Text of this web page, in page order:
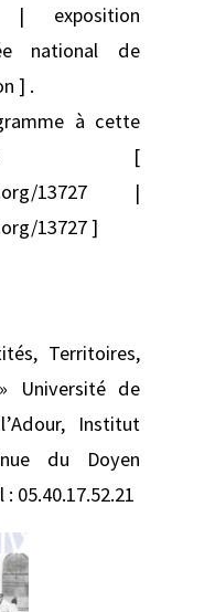
| exposition
national de
] .
à cette
: [
13727 |
13727 ]
Territoires,
Université de
Institut
du Doyen
05.40.17.52.21